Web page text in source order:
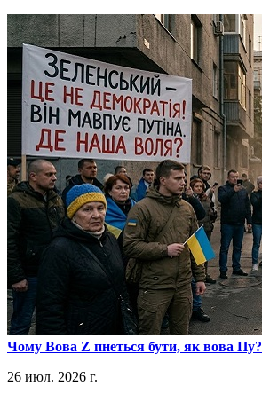
​Чому Вова Z пнеться бути, як вова Пу?
26 июл. 2026 г.